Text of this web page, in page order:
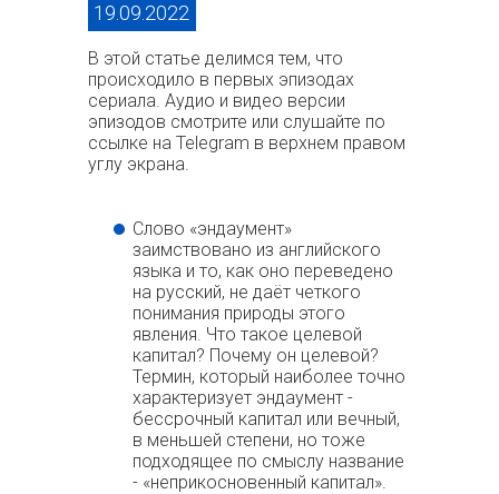
19.09.2022
В этой статье делимся тем, что
происходило в первых эпизодах
сериала. Аудио и видео версии
эпизодов смотрите или слушайте по
ссылке на Telegram в верхнем правом
углу экрана.
Слово «эндаумент»
заимствовано из английского
языка и то, как оно переведено
на русский, не даёт четкого
понимания природы этого
явления. Что такое целевой
капитал? Почему он целевой?
Термин, который наиболее точно
характеризует эндаумент -
бессрочный капитал или вечный,
в меньшей степени, но тоже
подходящее по смыслу название
- «неприкосновенный капитал».